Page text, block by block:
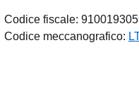
Codice fiscale:
Codice meccanografico: